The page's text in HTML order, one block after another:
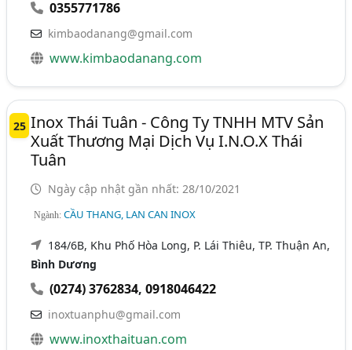
0355771786
kimbaodanang@gmail.com
www.kimbaodanang.com
25 Inox Thái Tuân - Công Ty TNHH MTV Sản
Xuất Thương Mại Dịch Vụ I.N.O.X Thái
Tuân
Ngày cập nhật gần nhất: 28/10/2021
Ngành:CẦU THANG, LAN CAN INOX
184/6B, Khu Phố Hòa Long, P. Lái Thiêu, TP. Thuận An,
Bình Dương
(0274) 3762834,0918046422
inoxtuanphu@gmail.com
www.inoxthaituan.com